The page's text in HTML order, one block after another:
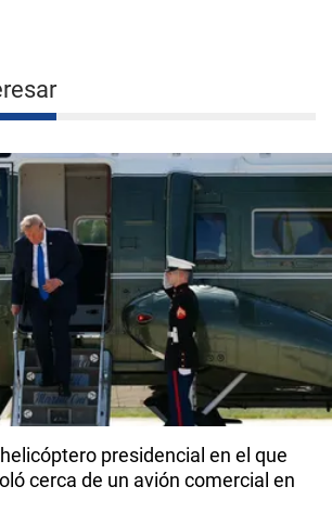
presidencial en el que
cerca de un avión comercial en